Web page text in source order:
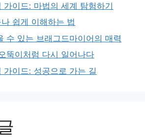
가이드: 마법의 세계 탐험하기
쉽게 이해하는 법
수 있는 브래그드마이어의 매력
뚝이처럼 다시 일어나다
가이드: 성공으로 가는 길